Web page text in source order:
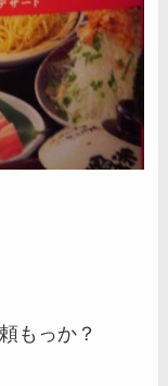
もっか？